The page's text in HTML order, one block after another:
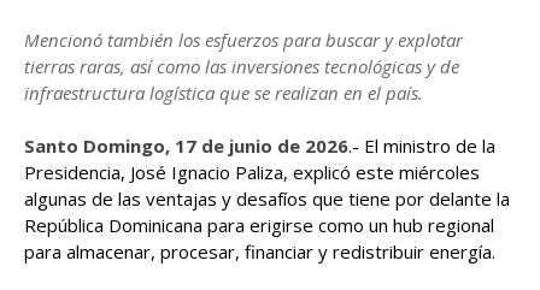
Mencionó también los esfuerzos para buscar y explotar
tierras raras, así como las inversiones tecnológicas y de
infraestructura logística que se realizan en el país.
Santo Domingo, 17 de junio de 2026.- El ministro de la
Presidencia, José Ignacio Paliza, explicó este miércoles
algunas de las ventajas y desafíos que tiene por delante la
República Dominicana para erigirse como un hub regional
para almacenar, procesar, financiar y redistribuir energía.